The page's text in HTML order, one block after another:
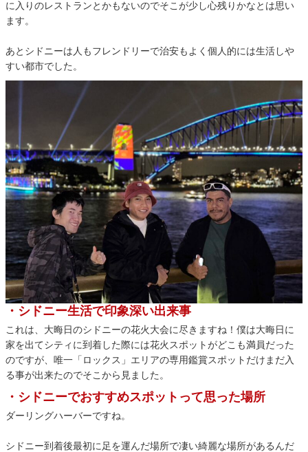
に入りのレストランとかもないのでそこが少し心残りかなとは思い
ます。
あとシドニーは人もフレンドリーで治安もよく個人的には生活しや
すい都市でした。
・シドニー生活で印象深い出来事
これは、大晦日のシドニーの花火大会に尽きますね！僕は大晦日に
家を出てシティに到着した際には花火スポットがどこも満員だった
のですが、唯一「ロックス」エリアの専用鑑賞スポットだけまだ入
る事が出来たのでそこから見ました。
・シドニーでおすすめスポットって思った場所
ダーリングハーバーですね。
シドニー到着後最初に足を運んだ場所で凄い綺麗な場所があるんだ